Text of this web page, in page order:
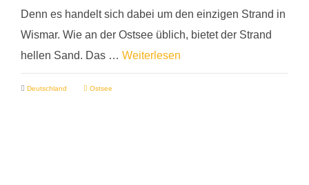
Denn es handelt sich dabei um den einzigen Strand in
Wismar. Wie an der Ostsee üblich, bietet der Strand
hellen Sand. Das … Weiterlesen
Deutschland Ostsee